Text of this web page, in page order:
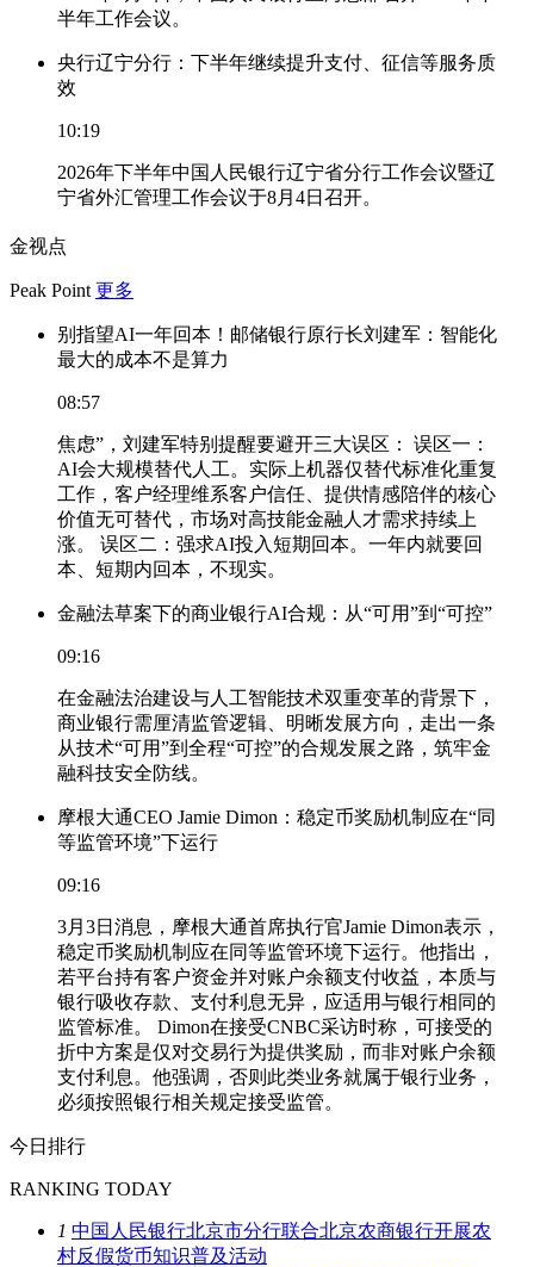
半年工作会议。
央行辽宁分行：下半年继续提升支付、征信等服务质
效
10:19
2026年下半年中国人民银行辽宁省分行工作会议暨辽
宁省外汇管理工作会议于8月4日召开。
金视点
Peak Point 更多
别指望AI一年回本！邮储银行原行长刘建军：智能化
最大的成本不是算力
08:57
焦虑”，刘建军特别提醒要避开三大误区： 误区一：
AI会大规模替代人工。实际上机器仅替代标准化重复
工作，客户经理维系客户信任、提供情感陪伴的核心
价值无可替代，市场对高技能金融人才需求持续上
涨。 误区二：强求AI投入短期回本。一年内就要回
本、短期内回本，不现实。
金融法草案下的商业银行AI合规：从“可用”到“可控”
09:16
在金融法治建设与人工智能技术双重变革的背景下，
商业银行需厘清监管逻辑、明晰发展方向，走出一条
从技术“可用”到全程“可控”的合规发展之路，筑牢金
融科技安全防线。
摩根大通CEO Jamie Dimon：稳定币奖励机制应在“同
等监管环境”下运行
09:16
3月3日消息，摩根大通首席执行官Jamie Dimon表示，
稳定币奖励机制应在同等监管环境下运行。他指出，
若平台持有客户资金并对账户余额支付收益，本质与
银行吸收存款、支付利息无异，应适用与银行相同的
监管标准。 Dimon在接受CNBC采访时称，可接受的
折中方案是仅对交易行为提供奖励，而非对账户余额
支付利息。他强调，否则此类业务就属于银行业务，
必须按照银行相关规定接受监管。
今日排行
RANKING TODAY
1 中国人民银行北京市分行联合北京农商银行开展农
村反假货币知识普及活动